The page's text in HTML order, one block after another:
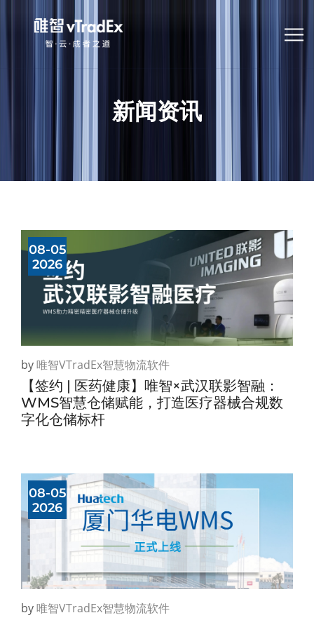
新闻资讯
08-05
2026
by唯智vTradEx智慧物流软件
【签约 | 医药健康】唯智×武汉联影智融：
WMS智慧仓储赋能，打造医疗器械合规数
字化仓储标杆
08-05
2026
by唯智vTradEx智慧物流软件